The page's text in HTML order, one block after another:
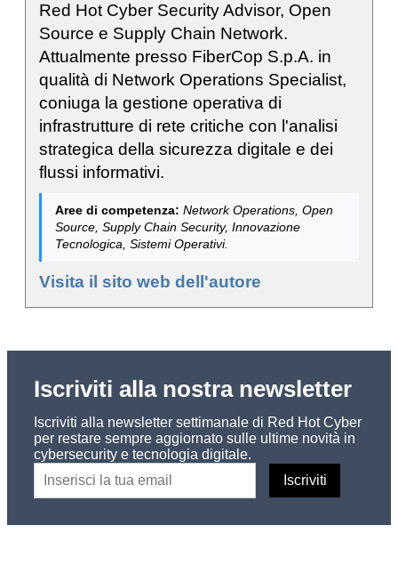
Red Hot Cyber Security Advisor, Open
Source e Supply Chain Network.
Attualmente presso FiberCop S.p.A. in
qualità di Network Operations Specialist,
coniuga la gestione operativa di
infrastrutture di rete critiche con l'analisi
strategica della sicurezza digitale e dei
flussi informativi.
Aree di competenza: Network Operations, Open
Source, Supply Chain Security, Innovazione
Tecnologica, Sistemi Operativi.
Visita il sito web dell'autore
Iscriviti alla nostra newsletter
Iscriviti alla newsletter settimanale di Red Hot Cyber
per restare sempre aggiornato sulle ultime novità in
cybersecurity e tecnologia digitale.